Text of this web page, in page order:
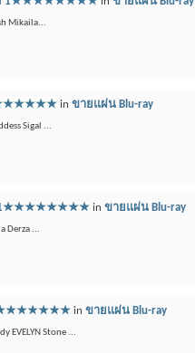
Mikaila...
in ขายแผ่น Blu-ray
Sigal ...
ม 1★★★★★★★★ in ขายแผ่น Blu-ray
Derza ...
in ขายแผ่น Blu-ray
EVELYN Stone ...